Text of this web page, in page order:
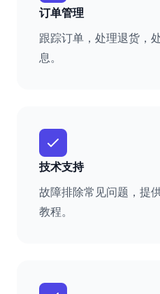
订单管理
跟踪订单，处理退货，
息。
技术支持
故障排除常见问题，提
教程。